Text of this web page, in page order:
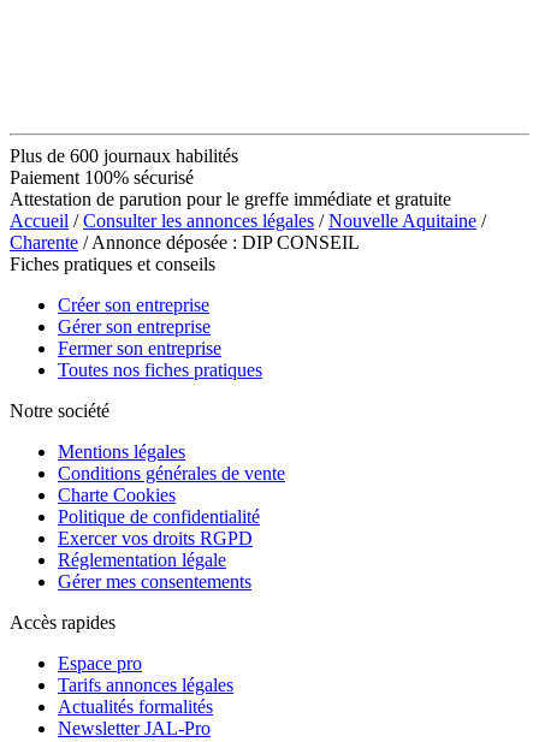
Plus de 600 journaux habilités
Paiement 100% sécurisé
Attestation de parution pour le greffe immédiate et gratuite
Accueil /Consulter les annonces légales /Nouvelle Aquitaine /
Charente / Annonce déposée : DIP CONSEIL
Fiches pratiques et conseils
Créer son entreprise
Gérer son entreprise
Fermer son entreprise
Toutes nos fiches pratiques
Notre société
Mentions légales
Conditions générales de vente
Charte Cookies
Politique de confidentialité
Exercer vos droits RGPD
Réglementation légale
Gérer mes consentements
Accès rapides
Espace pro
Tarifs annonces légales
Actualités formalités
Newsletter JAL-Pro